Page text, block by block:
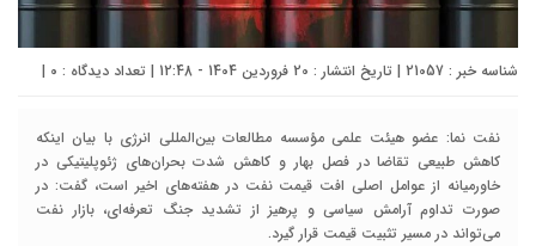
شناسه خبر : 21057 | تاریخ انتشار : 20 فروردین 1404 - 12:48 | تعداد دیدگاه : ۰ |
نفت نما: عضو هیئت علمی مؤسسه مطالعات بین‌المللی انرژی با بیان اینکه
کاهش طبیعی تقاضا در فصل بهار و کاهش شدت بحران‌های ژئوپلیتیکی در
خاورمیانه از عوامل اصلی افت قیمت نفت در هفته‌های اخیر است، گفت: در
صورت تداوم آرامش سیاسی و پرهیز از تشدید جنگ تعرفه‌ای، بازار نفت
می‌تواند در مسیر تثبیت قیمت قرار گیرد.